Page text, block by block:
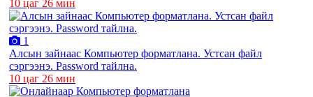
10 цаг 26 мин
1
Алсын зайнаас Компьютер форматлана. Устсан файл
сэргээнэ. Password тайлна.
10 цаг 26 мин